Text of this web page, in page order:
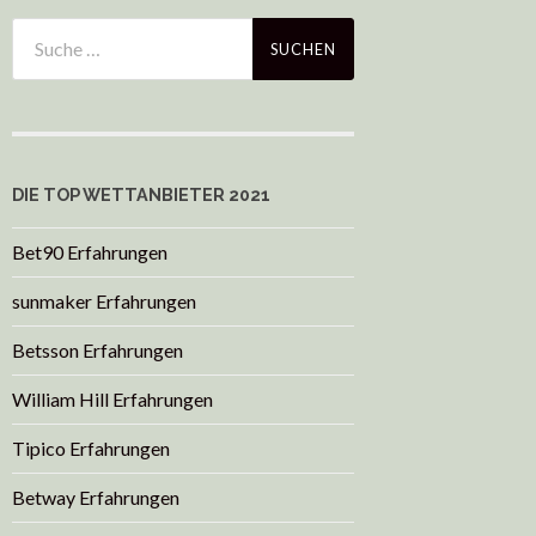
DIE TOP WETTANBIETER 2021
Bet90 Erfahrungen
sunmaker Erfahrungen
Betsson Erfahrungen
William Hill Erfahrungen
Tipico Erfahrungen
Betway Erfahrungen